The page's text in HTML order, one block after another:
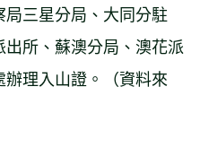
三星分局、大同分駐
所、蘇澳分局、澳花派
理入山證。（資料來